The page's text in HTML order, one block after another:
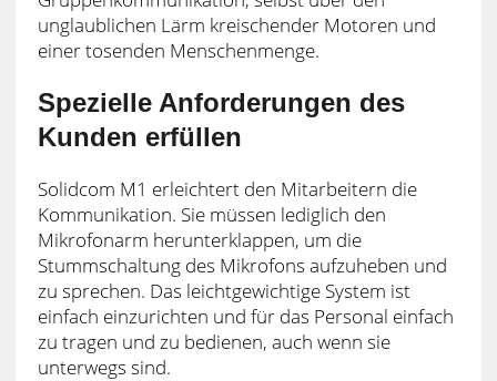
unglaublichen Lärm kreischender Motoren und
einer tosenden Menschenmenge.
Spezielle Anforderungen des
Kunden erfüllen
Solidcom M1 erleichtert den Mitarbeitern die
Kommunikation. Sie müssen lediglich den
Mikrofonarm herunterklappen, um die
Stummschaltung des Mikrofons aufzuheben und
zu sprechen. Das leichtgewichtige System ist
einfach einzurichten und für das Personal einfach
zu tragen und zu bedienen, auch wenn sie
unterwegs sind.